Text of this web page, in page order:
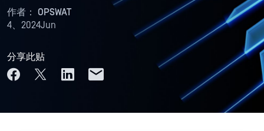
作者： OPSWAT
4、2024Jun
分享此贴